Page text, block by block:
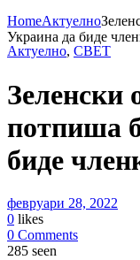
HomeАктуелно
Украина да биде
Актуелно, СВЕТ
Зеленски
потпиша
биде
февруари 28, 2022
0 likes
0 Comments
285 seen